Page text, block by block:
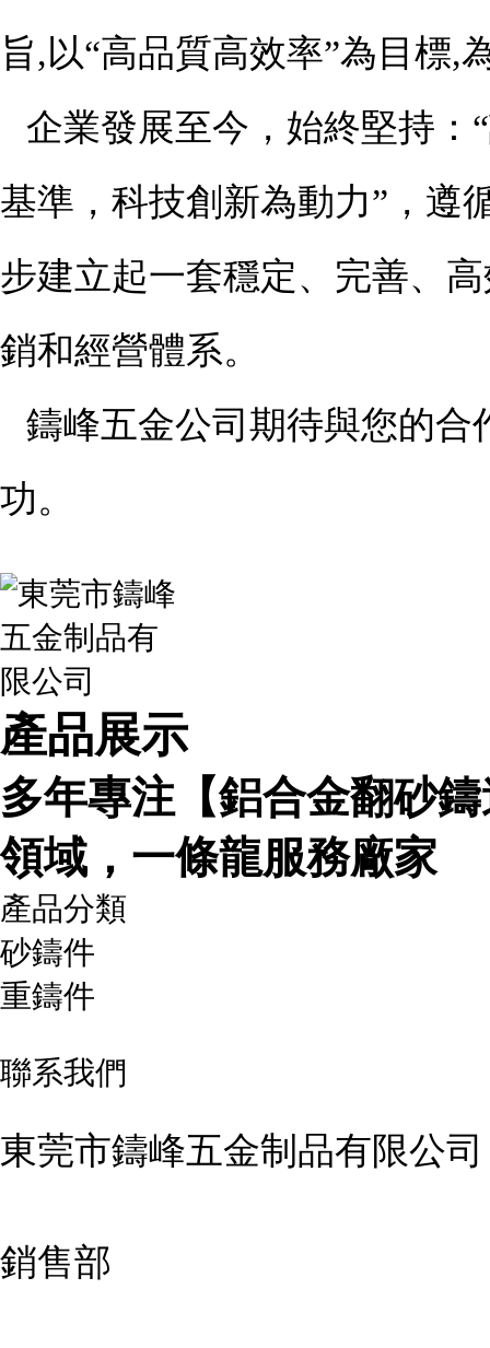
旨,以“高品質高效率”為目標,
企業發展至今，始終堅持：
基準，科技創新為動力”，遵
步建立起一套穩定、完善、
銷和經營體系。
鑄峰五金公司期待與您的
功。
產品展示
多年專注【鋁合金翻砂
領域，一條龍服務廠家
產品分類
砂鑄件
重鑄件
聯系我們
東莞市鑄峰五金制品有限公司
銷售部